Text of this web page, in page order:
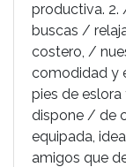
productiva. 2.
buscas /
costero, /
comodidad y
pies de
dispone / de
equipada,
amigos que